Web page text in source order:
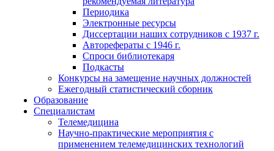
Периодика
Электронные ресурсы
Диссертации наших сотрудников с 1937 г.
Авторефераты с 1946 г.
Спроси библиотекаря
Подкасты
Конкурсы на замещение научных должностей
Ежегодный статистический сборник
Образование
Специалистам
Телемедицина
Научно-практические мероприятия с
применением телемедицинских технологий